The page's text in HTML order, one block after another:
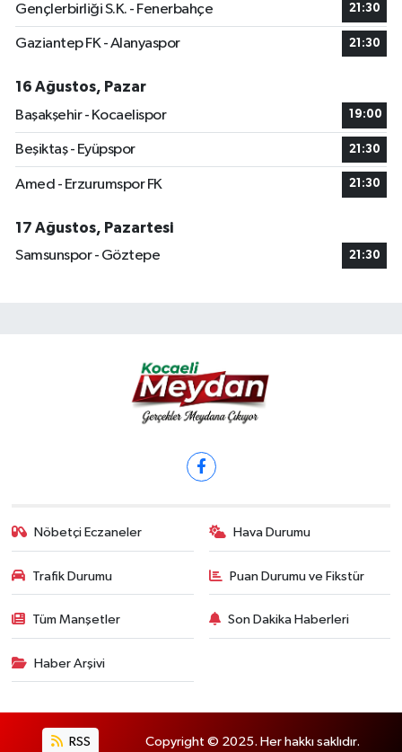
Gençlerbirliği S.K. - Fenerbahçe 21:30
Gaziantep FK - Alanyaspor 21:30
16 Ağustos, Pazar
Başakşehir - Kocaelispor
19:00
Beşiktaş - Eyüpspor 21:30
Amed - Erzurumspor FK 21:30
17 Ağustos, Pazartesi
Samsunspor - Göztepe
21:30
Nöbetçi Eczaneler Hava Durumu
Trafik Durumu Puan Durumu ve Fikstür
Tüm Manşetler Son Dakika Haberleri
Haber Arşivi
RSS Copyright © 2025. Her hakkı saklıdır.